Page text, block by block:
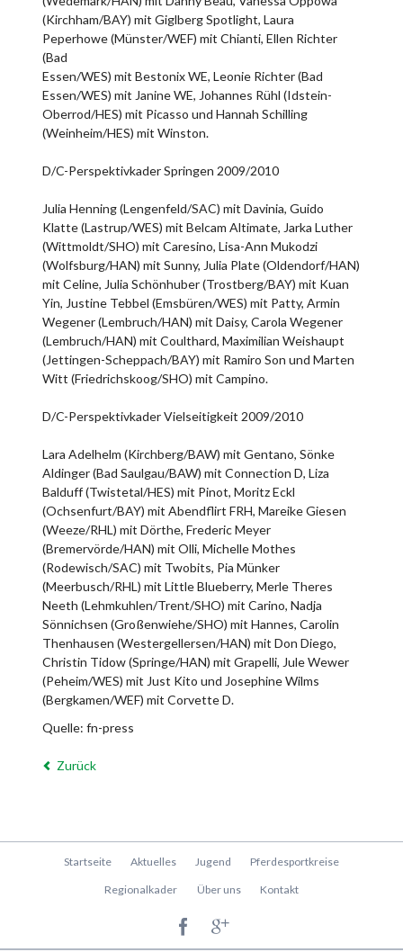
(Kirchham/BAY) mit Giglberg Spotlight, Laura
Peperhowe (Münster/WEF) mit Chianti, Ellen Richter
(Bad
Essen/WES) mit Bestonix WE, Leonie Richter (Bad
Essen/WES) mit Janine WE, Johannes Rühl (Idstein-
Oberrod/HES) mit Picasso und Hannah Schilling
(Weinheim/HES) mit Winston.
D/C-Perspektivkader Springen 2009/2010
Julia Henning (Lengenfeld/SAC) mit Davinia, Guido
Klatte (Lastrup/WES) mit Belcam Altimate, Jarka Luther
(Wittmoldt/SHO) mit Caresino, Lisa-Ann Mukodzi
(Wolfsburg/HAN) mit Sunny, Julia Plate (Oldendorf/HAN)
mit Celine, Julia Schönhuber (Trostberg/BAY) mit Kuan
Yin, Justine Tebbel (Emsbüren/WES) mit Patty, Armin
Wegener (Lembruch/HAN) mit Daisy, Carola Wegener
(Lembruch/HAN) mit Coulthard, Maximilian Weishaupt
(Jettingen-Scheppach/BAY) mit Ramiro Son und Marten
Witt (Friedrichskoog/SHO) mit Campino.
D/C-Perspektivkader Vielseitigkeit 2009/2010
Lara Adelhelm (Kirchberg/BAW) mit Gentano, Sönke
Aldinger (Bad Saulgau/BAW) mit Connection D, Liza
Balduff (Twistetal/HES) mit Pinot, Moritz Eckl
(Ochsenfurt/BAY) mit Abendflirt FRH, Mareike Giesen
(Weeze/RHL) mit Dörthe, Frederic Meyer
(Bremervörde/HAN) mit Olli, Michelle Mothes
(Rodewisch/SAC) mit Twobits, Pia Münker
(Meerbusch/RHL) mit Little Blueberry, Merle Theres
Neeth (Lehmkuhlen/Trent/SHO) mit Carino, Nadja
Sönnichsen (Großenwiehe/SHO) mit Hannes, Carolin
Thenhausen (Westergellersen/HAN) mit Don Diego,
Christin Tidow (Springe/HAN) mit Grapelli, Jule Wewer
(Peheim/WES) mit Just Kito und Josephine Wilms
(Bergkamen/WEF) mit Corvette D.
Quelle: fn-press
Zurück
Navigation
Startseite Aktuelles Jugend Pferdesportkreise
Regionalkader Über uns Kontakt